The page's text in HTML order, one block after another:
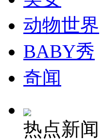
动物世界
BABY秀
奇闻
热点新闻